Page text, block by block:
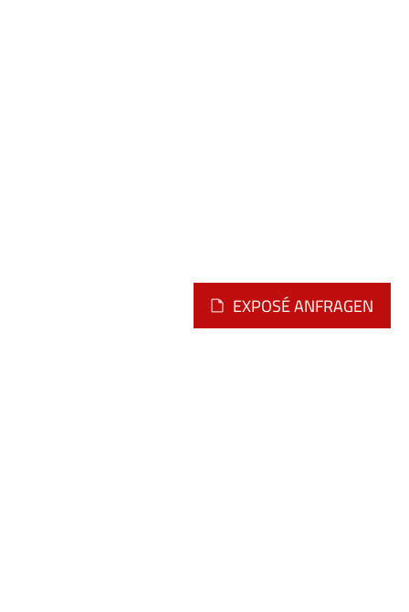
EXPOSÉ ANFRAGEN